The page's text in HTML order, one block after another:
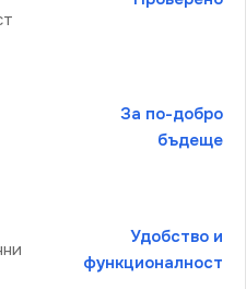
За по-добро
бъдеще
Удобство и
функционалност